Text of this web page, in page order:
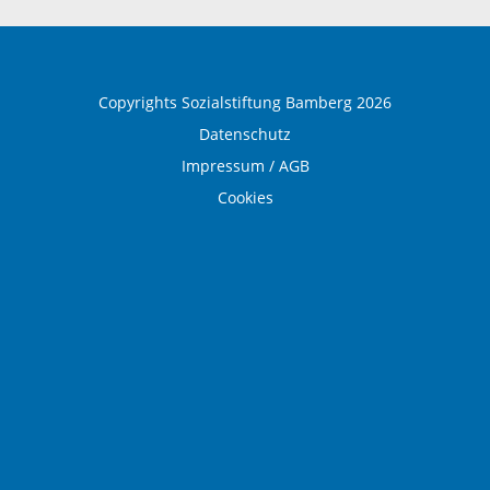
Copyrights Sozialstiftung Bamberg 2026
Datenschutz
Impressum / AGB
Cookies